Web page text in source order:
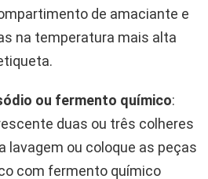
de amaciante e
na temperatura mais alta
ou fermento químico:
duas ou três colheres
lavagem ou coloque as peças
com fermento químico